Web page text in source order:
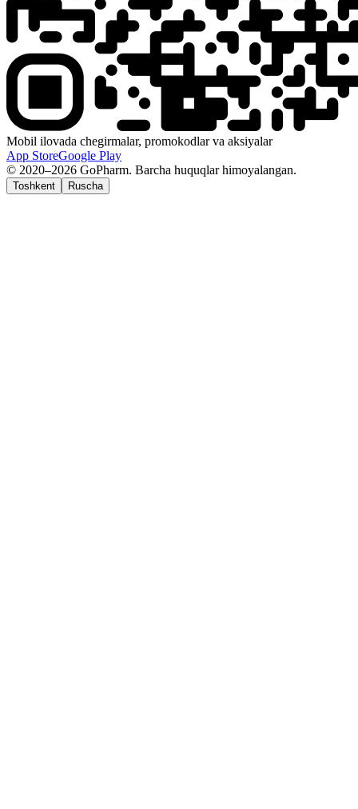
Mobil ilovada chegirmalar, promokodlar va aksiyalar
App StoreGoogle Play
© 2020–2026 GoPharm. Barcha huquqlar himoyalangan.
Toshkent Ruscha